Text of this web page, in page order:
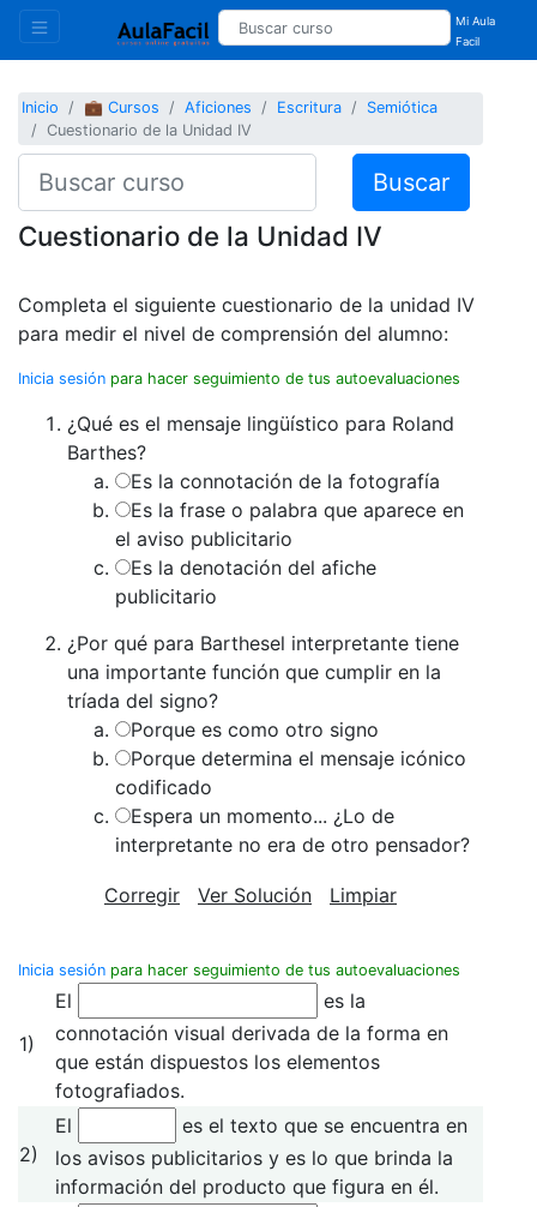
Mi Aula
Facil
Inicio 💼 Cursos Aficiones Escritura
Semiótica
Cuestionario de la Unidad IV
Buscar
Cuestionario de la Unidad IV
Completa el siguiente cuestionario de la unidad IV
para medir el nivel de comprensión del alumno:
Inicia sesión para hacer seguimiento de tus autoevaluaciones
¿Qué es el mensaje lingüístico para Roland
Barthes?
Es la connotación de la fotografía
Es la frase o palabra que aparece en
el aviso publicitario
Es la denotación del afiche
publicitario
¿Por qué para Barthesel interpretante tiene
una importante función que cumplir en la
tríada del signo?
Porque es como otro signo
Porque determina el mensaje icónico
codificado
Espera un momento... ¿Lo de
interpretante no era de otro pensador?
Corregir Ver Solución Limpiar
Inicia sesión para hacer seguimiento de tus autoevaluaciones
1)
El
es la
connotación visual derivada de la forma en
que están dispuestos los elementos
fotografiados.
2)
El
es el texto que se encuentra en
los avisos publicitarios y es lo que brinda la
información del producto que figura en él.